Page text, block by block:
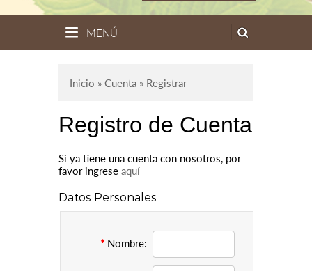
MENÚ
Inicio » Cuenta » Registrar
Registro de Cuenta
Si ya tiene una cuenta con nosotros, por
favor ingrese aquí
Datos Personales
* Nombre: